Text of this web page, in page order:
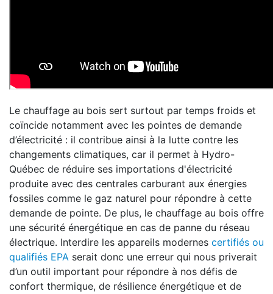
Le chauffage au bois sert surtout par temps froids et
coïncide notamment avec les pointes de demande
d’électricité : il contribue ainsi à la lutte contre les
changements climatiques, car il permet à Hydro-
Québec de réduire ses importations d'électricité
produite avec des centrales carburant aux énergies
fossiles comme le gaz naturel pour répondre à cette
demande de pointe. De plus, le chauffage au bois offre
une sécurité énergétique en cas de panne du réseau
électrique. Interdire les appareils modernes certifiés ou
qualifiés EPA serait donc une erreur qui nous priverait
d’un outil important pour répondre à nos défis de
confort thermique, de résilience énergétique et de